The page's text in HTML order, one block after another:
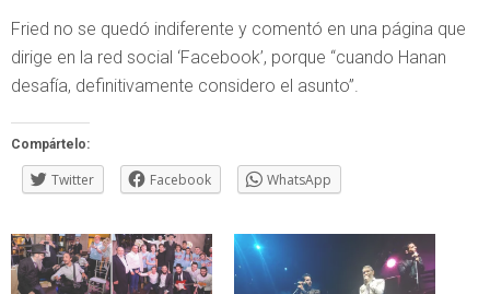
Fried no se quedó indiferente y comentó en una página que
dirige en la red social ‘Facebook’, porque “cuando Hanan
desafía, definitivamente considero el asunto”.
Compártelo:
Twitter Facebook WhatsApp